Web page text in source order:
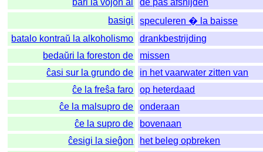
bari la vojon al
de pas afsnijden
basigi
speculeren � la baisse
batalo kontraŭ la alkoholismo
drankbestrijding
bedaŭri la foreston de
missen
ĉasi sur la grundo de
in het vaarwater zitten van
ĉe la freŝa faro
op heterdaad
ĉe la malsupro de
onderaan
ĉe la supro de
bovenaan
ĉesigi la sieĝon
het beleg opbreken